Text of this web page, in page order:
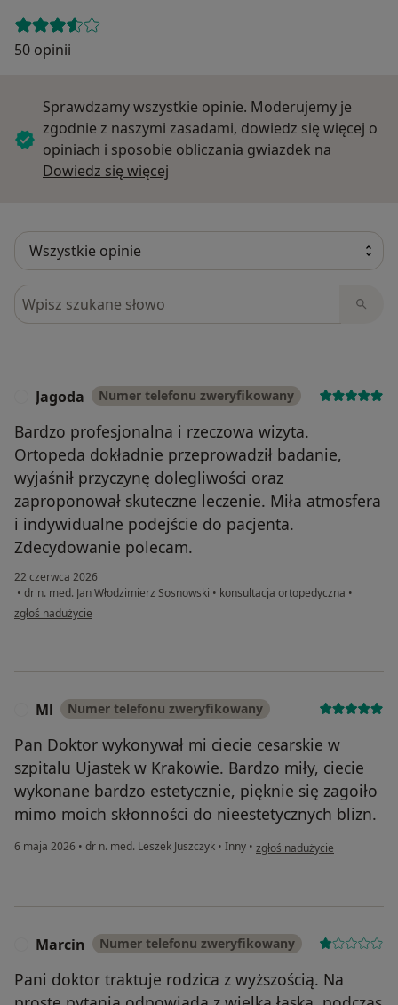
50 opinii
Sprawdzamy wszystkie opinie. Moderujemy je
zgodnie z naszymi zasadami, dowiedz się więcej o
opiniach i sposobie obliczania gwiazdek na
Dowiedz się więcej
Szukaj w opiniach
Jagoda Numer telefonu zweryfikowany
Bardzo profesjonalna i rzeczowa wizyta.
Ortopeda dokładnie przeprowadził badanie,
wyjaśnił przyczynę dolegliwości oraz
zaproponował skuteczne leczenie. Miła atmosfera
i indywidualne podejście do pacjenta.
Zdecydowanie polecam.
22 czerwca 2026
• dr n. med. Jan Włodzimierz Sosnowski • konsultacja ortopedyczna •
w opinii użytkownika Jagoda
zgłoś nadużycie
Ml Numer telefonu zweryfikowany
Pan Doktor wykonywał mi ciecie cesarskie w
szpitalu Ujastek w Krakowie. Bardzo miły, ciecie
wykonane bardzo estetycznie, pięknie się zagoiło
mimo moich skłonności do nieestetycznych blizn.
6 maja 2026 • dr n. med. Leszek Juszczyk • Inny • w opinii użytkownika Ml
zgłoś nadużycie
Marcin Numer telefonu zweryfikowany
Pani doktor traktuje rodzica z wyższością. Na